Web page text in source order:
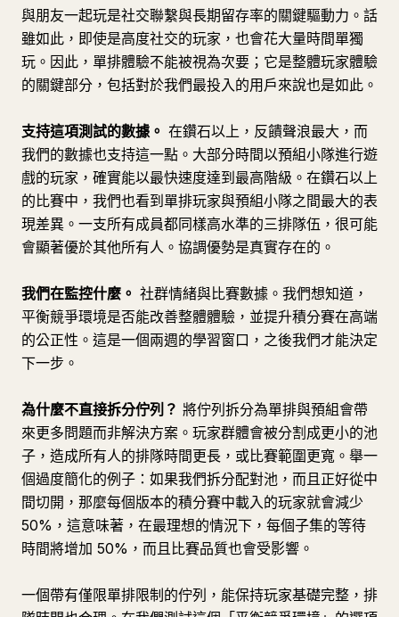
與朋友一起玩是社交聯繫與長期留存率的關鍵驅動力。話
雖如此，即使是高度社交的玩家，也會花大量時間單獨
玩。因此，單排體驗不能被視為次要；它是整體玩家體驗
的關鍵部分，包括對於我們最投入的用戶來說也是如此。
支持這項測試的數據。 在鑽石以上，反饋聲浪最大，而
我們的數據也支持這一點。大部分時間以預組小隊進行遊
戲的玩家，確實能以最快速度達到最高階級。在鑽石以上
的比賽中，我們也看到單排玩家與預組小隊之間最大的表
現差異。一支所有成員都同樣高水準的三排隊伍，很可能
會顯著優於其他所有人。協調優勢是真實存在的。
我們在監控什麼。 社群情緒與比賽數據。我們想知道，
平衡競爭環境是否能改善整體體驗，並提升積分賽在高端
的公正性。這是一個兩週的學習窗口，之後我們才能決定
下一步。
為什麼不直接拆分佇列？ 將佇列拆分為單排與預組會帶
來更多問題而非解決方案。玩家群體會被分割成更小的池
子，造成所有人的排隊時間更長，或比賽範圍更寬。舉一
個過度簡化的例子：如果我們拆分配對池，而且正好從中
間切開，那麼每個版本的積分賽中載入的玩家就會減少
50%，這意味著，在最理想的情況下，每個子集的等待
時間將增加 50%，而且比賽品質也會受影響。
一個帶有僅限單排限制的佇列，能保持玩家基礎完整，排